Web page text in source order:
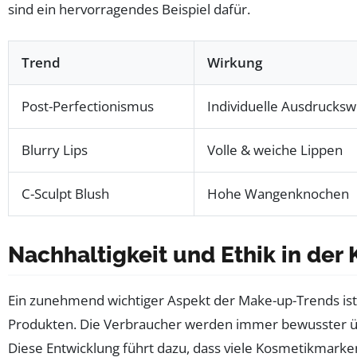
sind ein hervorragendes Beispiel dafür.
Trend Wirkung
Post-Perfectionismus Individuelle
Blurry Lips Volle & weiche Lippen
C-Sculpt Blush Hohe Wangenknochen
Nachhaltigkeit und Ethik in der
Ein zunehmend wichtiger Aspekt der Make-up-Trends
Produkten. Die Verbraucher werden immer bewusster
Diese Entwicklung führt dazu, dass viele